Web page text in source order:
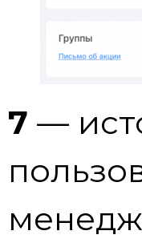
7 —